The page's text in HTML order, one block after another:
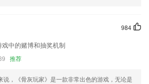
题。
设各模块推送的开关状态。
984
中的赌博和抽奖机制
推荐
说，《骨灰玩家》是一款非常出色的游戏，无论是